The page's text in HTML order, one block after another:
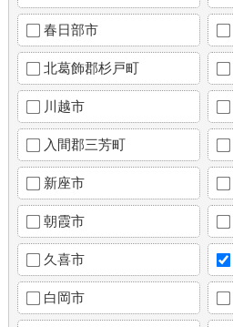
春日部市
北葛飾郡杉戸町
川越市
入間郡三芳町
新座市
朝霞市
久喜市
白岡市